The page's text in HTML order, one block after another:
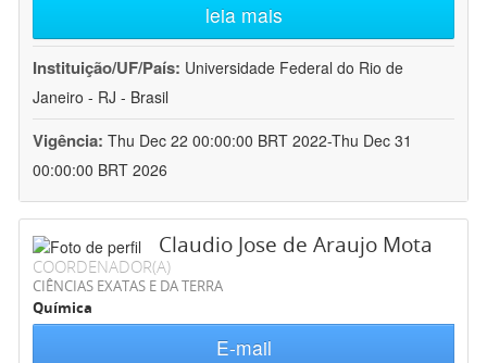
leia mais
Instituição/UF/País: Universidade Federal do Rio de
Janeiro - RJ - Brasil
Vigência: Thu Dec 22 00:00:00 BRT 2022-Thu Dec 31
00:00:00 BRT 2026
Claudio Jose de Araujo Mota
COORDENADOR(A)
CIÊNCIAS EXATAS E DA TERRA
Química
E-mail